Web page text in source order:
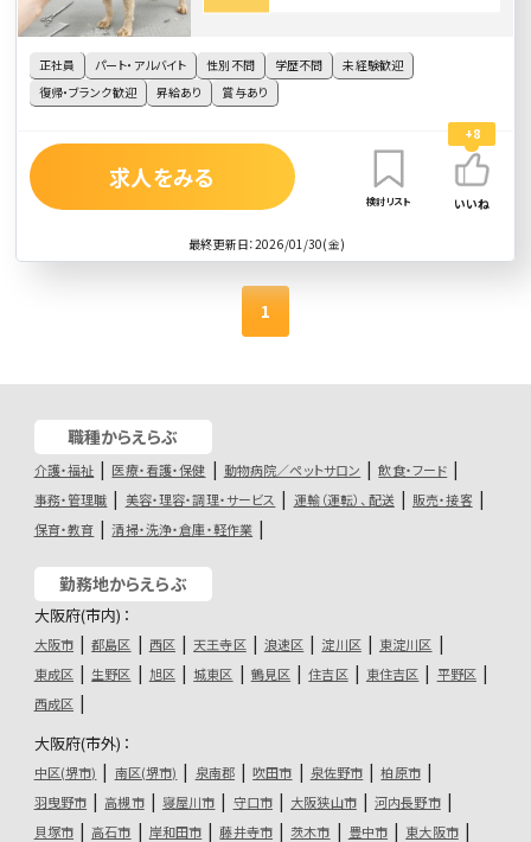
正社員 パート・アルバイト 性別不問 学歴不問
未経験歓迎
復帰・ブランク歓迎
昇給あり 賞与あり
最終更新日：2026/01/30(金)
求人をみる
検討リスト
+8
いいね
1
職種からえらぶ
介護・福祉 医療・看護・保健 動物病院／ペットサロン
飲食・フード
事務・管理職
美容・理容・調理・サービス 運輸（運転）、配送
販売・接客
保育・教育
清掃・洗浄・倉庫・軽作業
勤務地からえらぶ
大阪府(市内)：
大阪市 都島区 西区 天王寺区 浪速区 淀川区
東淀川区
東成区
生野区 旭区 城東区 鶴見区 住吉区 東住吉区
平野区
西成区
大阪府(市外)：
中区(堺市) 南区(堺市) 泉南郡 吹田市 泉佐野市
柏原市
羽曳野市
高槻市 寝屋川市 守口市 大阪狭山市
河内長野市
貝塚市
高石市 岸和田市 藤井寺市 茨木市 豊中市
東大阪市